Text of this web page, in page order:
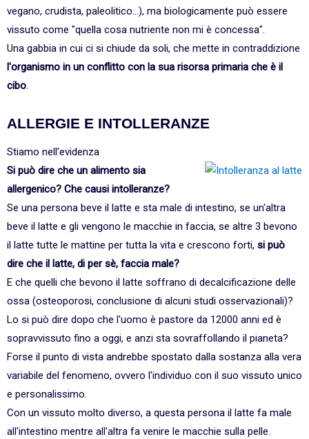
vegano, crudista, paleolitico...), ma biologicamente può essere
vissuto come "quella cosa nutriente non mi è concessa".
Una gabbia in cui ci si chiude da soli, che mette in contraddizione
l'organismo in un conflitto con la sua risorsa primaria che è il
cibo.
ALLERGIE E INTOLLERANZE
Stiamo nell'evidenza
Si può dire che un alimento sia
allergenico? Che causi intolleranze?
Se una persona beve il latte e sta male di intestino, se un'altra
beve il latte e gli vengono le macchie in faccia, se altre 3 bevono
il latte tutte le mattine per tutta la vita e crescono forti, si può
dire che il latte, di per sè, faccia male?
E che quelli che bevono il latte soffrano di decalcificazione delle
ossa (osteoporosi, conclusione di alcuni studi osservazionali)?
Lo si può dire dopo che l'uomo è pastore da 12000 anni ed è
sopravvissuto fino a oggi, e anzi sta sovraffollando il pianeta?
Forse il punto di vista andrebbe spostato dalla sostanza alla vera
variabile del fenomeno, ovvero l'individuo con il suo vissuto unico
e personalissimo.
Con un vissuto molto diverso, a questa persona il latte fa male
all'intestino mentre all'altra fa venire le macchie sulla pelle.